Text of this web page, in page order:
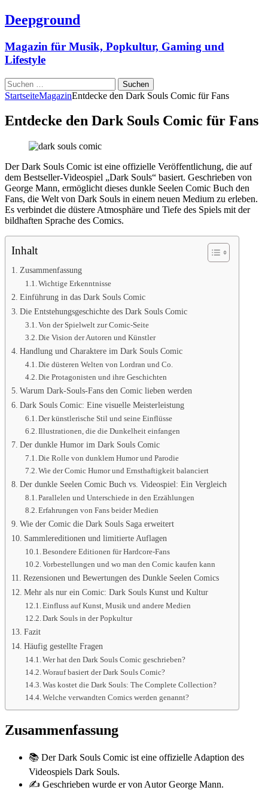
Deepground
Magazin für Musik, Popkultur, Gaming und
Lifestyle
Suchen
nach:
StartseiteMagazinEntdecke den Dark Souls Comic für Fans
Entdecke den Dark Souls Comic für Fans
Der Dark Souls Comic ist eine offizielle Veröffentlichung, die auf
dem Bestseller-Videospiel „Dark Souls“ basiert. Geschrieben von
George Mann, ermöglicht dieses dunkle Seelen Comic Buch den
Fans, die Welt von Dark Souls in einem neuen Medium zu erleben.
Es verbindet die düstere Atmosphäre und Tiefe des Spiels mit der
bildhaften Sprache des Comics.
Inhalt
Zusammenfassung
Wichtige Erkenntnisse
Einführung in das Dark Souls Comic
Die Entstehungsgeschichte des Dark Souls Comic
Von der Spielwelt zur Comic-Seite
Die Vision der Autoren und Künstler
Handlung und Charaktere im Dark Souls Comic
Die düsteren Welten von Lordran und Co.
Die Protagonisten und ihre Geschichten
Warum Dark-Souls-Fans den Comic lieben werden
Dark Souls Comic: Eine visuelle Meisterleistung
Der künstlerische Stil und seine Einflüsse
Illustrationen, die die Dunkelheit einfangen
Der dunkle Humor im Dark Souls Comic
Die Rolle von dunklem Humor und Parodie
Wie der Comic Humor und Ernsthaftigkeit balanciert
Der dunkle Seelen Comic Buch vs. Videospiel: Ein Vergleich
Parallelen und Unterschiede in den Erzählungen
Erfahrungen von Fans beider Medien
Wie der Comic die Dark Souls Saga erweitert
Sammlereditionen und limitierte Auflagen
Besondere Editionen für Hardcore-Fans
Vorbestellungen und wo man den Comic kaufen kann
Rezensionen und Bewertungen des Dunkle Seelen Comics
Mehr als nur ein Comic: Dark Souls Kunst und Kultur
Einfluss auf Kunst, Musik und andere Medien
Dark Souls in der Popkultur
Fazit
Häufig gestellte Fragen
Wer hat den Dark Souls Comic geschrieben?
Worauf basiert der Dark Souls Comic?
Was kostet die Dark Souls: The Complete Collection?
Welche verwandten Comics werden genannt?
Zusammenfassung
📚 Der Dark Souls Comic ist eine offizielle Adaption des
Videospiels Dark Souls.
✍️ Geschrieben wurde er von Autor George Mann.